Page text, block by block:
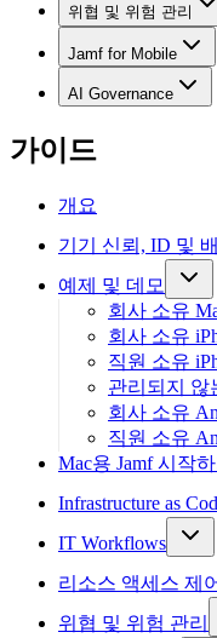
위협 및 위험 관리
Jamf for Mobile
AI Governance
가이드
개요
기기 신뢰, ID 및
예제 및 데모
회사 소유
회사 소유
직원 소유
관리되지 않
회사 소유
직원 소유
Mac용 Jamf 시작하
Infrastructure as
IT Workflows
리소스 액세스 제
위협 및 위험 관리